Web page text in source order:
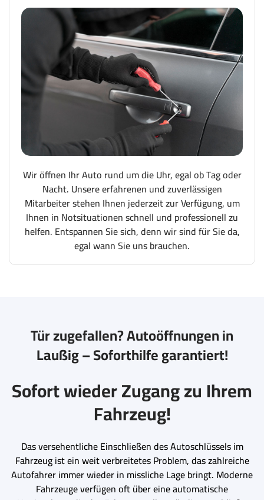
Wir öffnen Ihr Auto rund um die Uhr, egal ob Tag oder
Nacht. Unsere erfahrenen und zuverlässigen
Mitarbeiter stehen Ihnen jederzeit zur Verfügung, um
Ihnen in Notsituationen schnell und professionell zu
helfen. Entspannen Sie sich, denn wir sind für Sie da,
egal wann Sie uns brauchen.
Tür zugefallen? Autoöffnungen in
Laußig – Soforthilfe garantiert!
Sofort wieder Zugang zu Ihrem
Fahrzeug!
Das versehentliche Einschließen des Autoschlüssels im
Fahrzeug ist ein weit verbreitetes Problem, das zahlreiche
Autofahrer immer wieder in missliche Lage bringt. Moderne
Fahrzeuge verfügen oft über eine automatische